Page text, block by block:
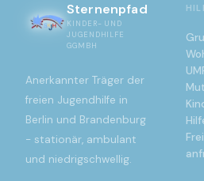
Sternenpfad
KINDER- UND
JUGENDHILFE
GGMBH
Anerkannter Träger der
freien Jugendhilfe in
Berlin und Brandenburg
- stationär, ambulant
und niedrigschwellig.